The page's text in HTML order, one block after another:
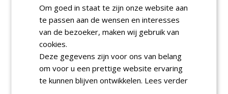
golfbanen en greenkeepers in deze
uitgave. Veel leesplezier!
Naam:
Jaar:
2025
Nummer:
1
Om goed in staat te zijn onze website aan
te passen aan de wensen en interesses
van de bezoeker, maken wij gebruik van
cookies.
Deze gegevens zijn voor ons van belang
om voor u een prettige website ervaring
te kunnen blijven ontwikkelen. Lees verder